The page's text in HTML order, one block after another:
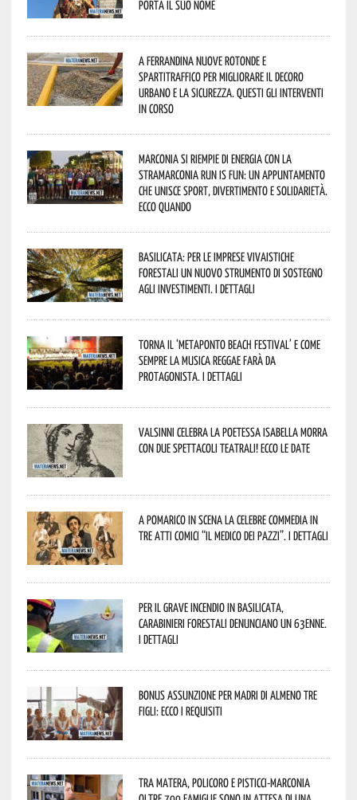
porta il suo nome
A Ferrandina nuove rotonde e
spartitraffico per migliorare il decoro
urbano e la sicurezza. Questi gli interventi
in corso
Marconia si riempie di energia con la
StraMarconia Run is Fun: un appuntamento
che unisce sport, divertimento e solidarietà.
Ecco quando
Basilicata: per le imprese vivaistiche
forestali un nuovo strumento di sostegno
agli investimenti. I dettagli
Torna il ‘Metaponto beach festival’ e come
sempre la musica reggae farà da
protagonista. I dettagli
Valsinni celebra la poetessa Isabella Morra
con due spettacoli teatrali! Ecco le date
A Pomarico in scena la celebre commedia in
tre atti comici “Il medico dei pazzi”. I dettagli
Per il grave incendio in Basilicata,
Carabinieri forestali denunciano un 63enne.
I dettagli
Bonus assunzione per madri di almeno tre
figli: ecco i requisiti
Tra Matera, Policoro e Pisticci-Marconia